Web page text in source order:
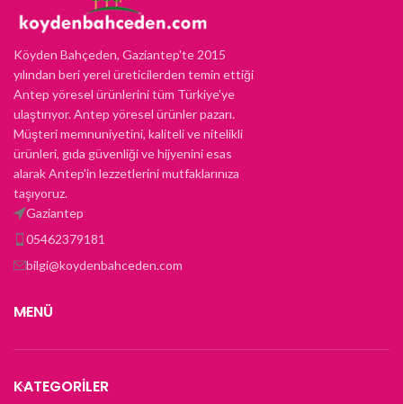
Köyden Bahçeden, Gaziantep'te 2015
yılından beri yerel üreticilerden temin ettiği
Antep yöresel ürünlerini tüm Türkiye'ye
ulaştırıyor. Antep yöresel ürünler pazarı.
Müşteri memnuniyetini, kaliteli ve nitelikli
ürünleri, gıda güvenliği ve hijyenini esas
alarak Antep'in lezzetlerini mutfaklarınıza
taşıyoruz.
Gaziantep
05462379181
bilgi@koydenbahceden.com
MENÜ
KATEGORILER